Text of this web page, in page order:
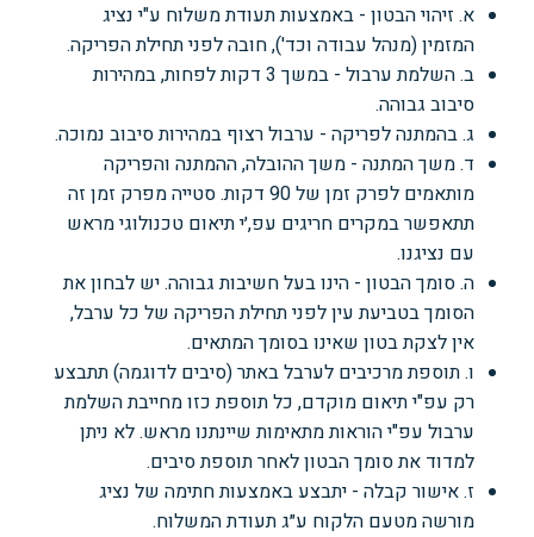
א. זיהוי הבטון - באמצעות תעודת משלוח ע"י נציג
המזמין (מנהל עבודה וכד'), חובה לפני תחילת הפריקה.
ב. השלמת ערבול - במשך 3 דקות לפחות, במהירות
סיבוב גבוהה.
ג. בהמתנה לפריקה - ערבול רצוף במהירות סיבוב נמוכה.
ד. משך המתנה - משך ההובלה, ההמתנה והפריקה
מותאמים לפרק זמן של 90 דקות. סטייה מפרק זמן זה
תתאפשר במקרים חריגים עפ,׳י תיאום טכנולוגי מראש
עם נציגנו.
ה. סומך הבטון - הינו בעל חשיבות גבוהה. יש לבחון את
הסומך בטביעת עין לפני תחילת הפריקה של כל ערבל,
אין לצקת בטון שאינו בסומך המתאים.
ו. תוספת מרכיבים לערבל באתר (סיבים לדוגמה) תתבצע
רק עפ"י תיאום מוקדם, כל תוספת כזו מחייבת השלמת
ערבול עפ"י הוראות מתאימות שיינתנו מראש. לא ניתן
למדוד את סומך הבטון לאחר תוספת סיבים.
ז. אישור קבלה - יתבצע באמצעות חתימה של נציג
מורשה מטעם הלקוח ע״ג תעודת המשלוח.